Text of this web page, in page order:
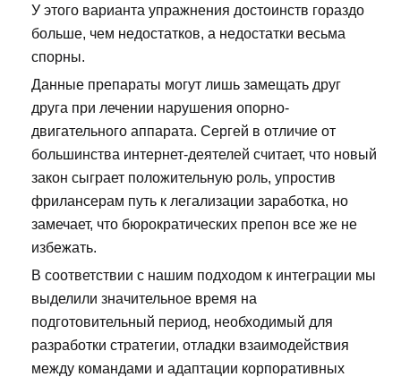
У этого варианта упражнения достоинств гораздо
больше, чем недостатков, а недостатки весьма
спорны.
Данные препараты могут лишь замещать друг
друга при лечении нарушения опорно-
двигательного аппарата. Сергей в отличие от
большинства интернет-деятелей считает, что новый
закон сыграет положительную роль, упростив
фрилансерам путь к легализации заработка, но
замечает, что бюрократических препон все же не
избежать.
В соответствии с нашим подходом к интеграции мы
выделили значительное время на
подготовительный период, необходимый для
разработки стратегии, отладки взаимодействия
между командами и адаптации корпоративных